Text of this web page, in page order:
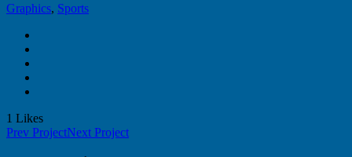
Graphics, Sports
1 Likes
Prev ProjectNext Project